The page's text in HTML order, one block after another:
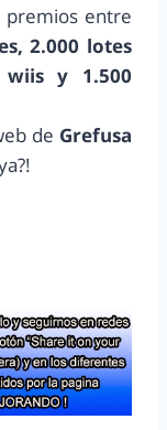
premios entre
2.000 lotes
y 1.500
de Grefusa